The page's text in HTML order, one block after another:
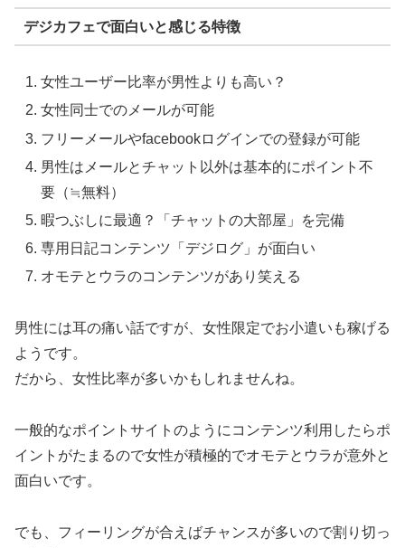
デジカフェで面白いと感じる特徴
女性ユーザー比率が男性よりも高い？
女性同士でのメールが可能
フリーメールやfacebookログインでの登録が可能
男性はメールとチャット以外は基本的にポイント不
要（≒無料）
暇つぶしに最適？「チャットの大部屋」を完備
専用日記コンテンツ「デジログ」が面白い
オモテとウラのコンテンツがあり笑える
男性には耳の痛い話ですが、女性限定でお小遣いも稼げる
ようです。
だから、女性比率が多いかもしれませんね。
一般的なポイントサイトのようにコンテンツ利用したらポ
イントがたまるので女性が積極的でオモテとウラが意外と
面白いです。
でも、フィーリングが合えばチャンスが多いので割り切っ